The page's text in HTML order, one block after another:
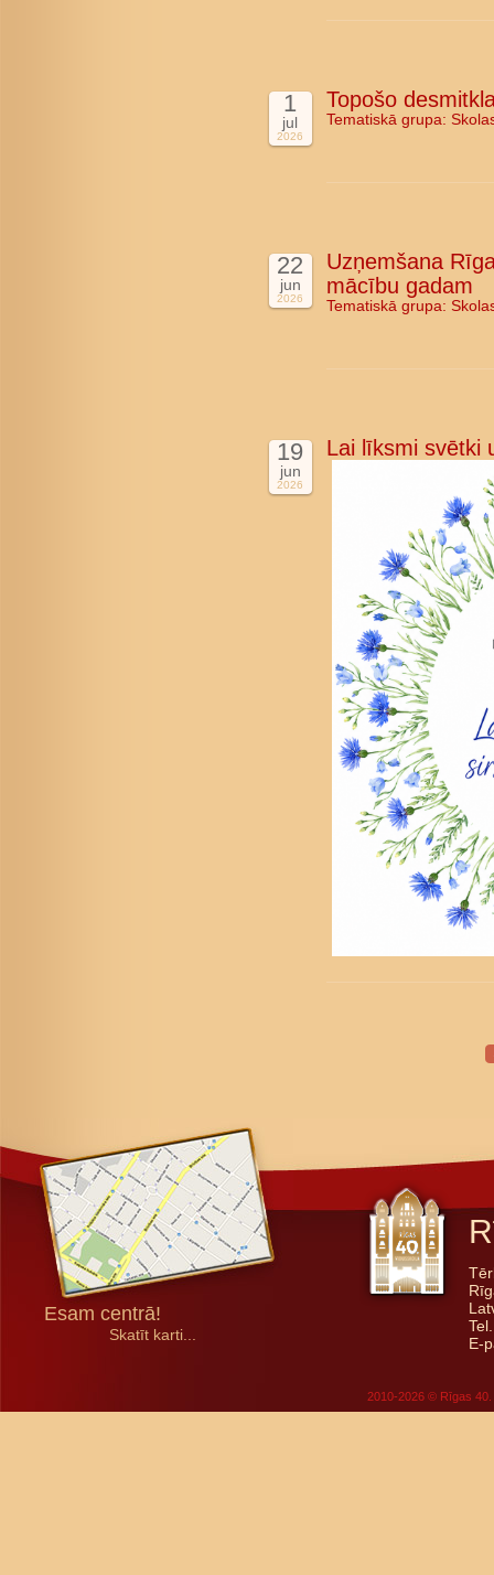
1
jul
2026
Topošo
Tematiskā grupa:
22
jun
2026
Uzņemšana
mācību gadam
Tematiskā grupa:
19
jun
2026
Lai līksmi svētki
Esam centrā!
Skatīt karti...
E-
2010-2026 © Rīgas